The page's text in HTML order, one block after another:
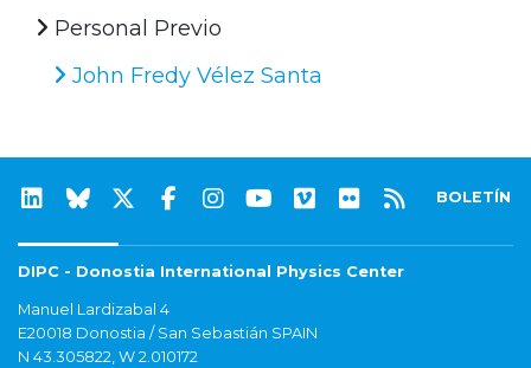
Personal Previo
John Fredy Vélez Santa
BOLETÍN
DIPC - Donostia International Physics Center
Manuel Lardizabal 4
E20018 Donostia / San Sebastián SPAIN
N 43.305822, W 2.010172